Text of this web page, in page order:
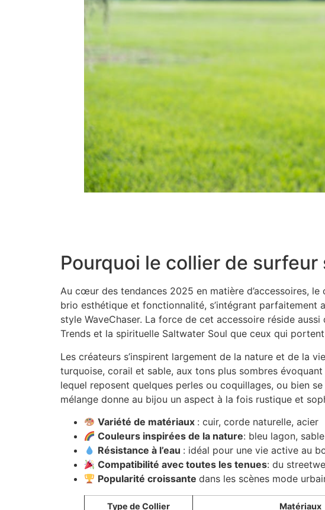
Pourquoi le collier de
Au cœur des tendances 2025 en matière d’accessoires,
brio esthétique et fonctionnalité, s’intégrant parfaitement
style WaveChaser. La force de cet accessoire réside
Trends et la spirituelle Saltwater Soul que ceux qui
Les créateurs s’inspirent largement de la nature et de la
turquoise, corail et sable, aux tons plus sombres
lequel reposent quelques perles ou coquillages, ou bien
mélange donne au bijou un aspect à la fois rustique et
Variété de matériaux : cuir, corde naturelle, acier
Couleurs inspirées de la nature: bleu lagon,
Résistance à l’eau : idéal pour une vie active au
Compatibilité avec toutes les tenues: du
Popularité croissantedans les scènes mode
Type de Collier Matériaux